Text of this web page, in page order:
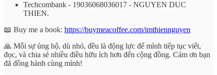
Techcombank - 19036068036017 - NGUYEN DUC
THIEN.
📖 Buy me a book: https://buymeacoffee.com/imthiennguyen
🙏 Mỗi sự ủng hộ, dù nhỏ, đều là động lực để mình tiếp tục viết,
đọc, và chia sẻ nhiều điều hữu ích hơn đến cộng đồng. Cảm ơn bạn
đã đồng hành cùng mình!